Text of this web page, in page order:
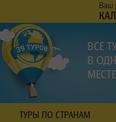
Ваш
ТУРЫ ПО СТРАНАМ